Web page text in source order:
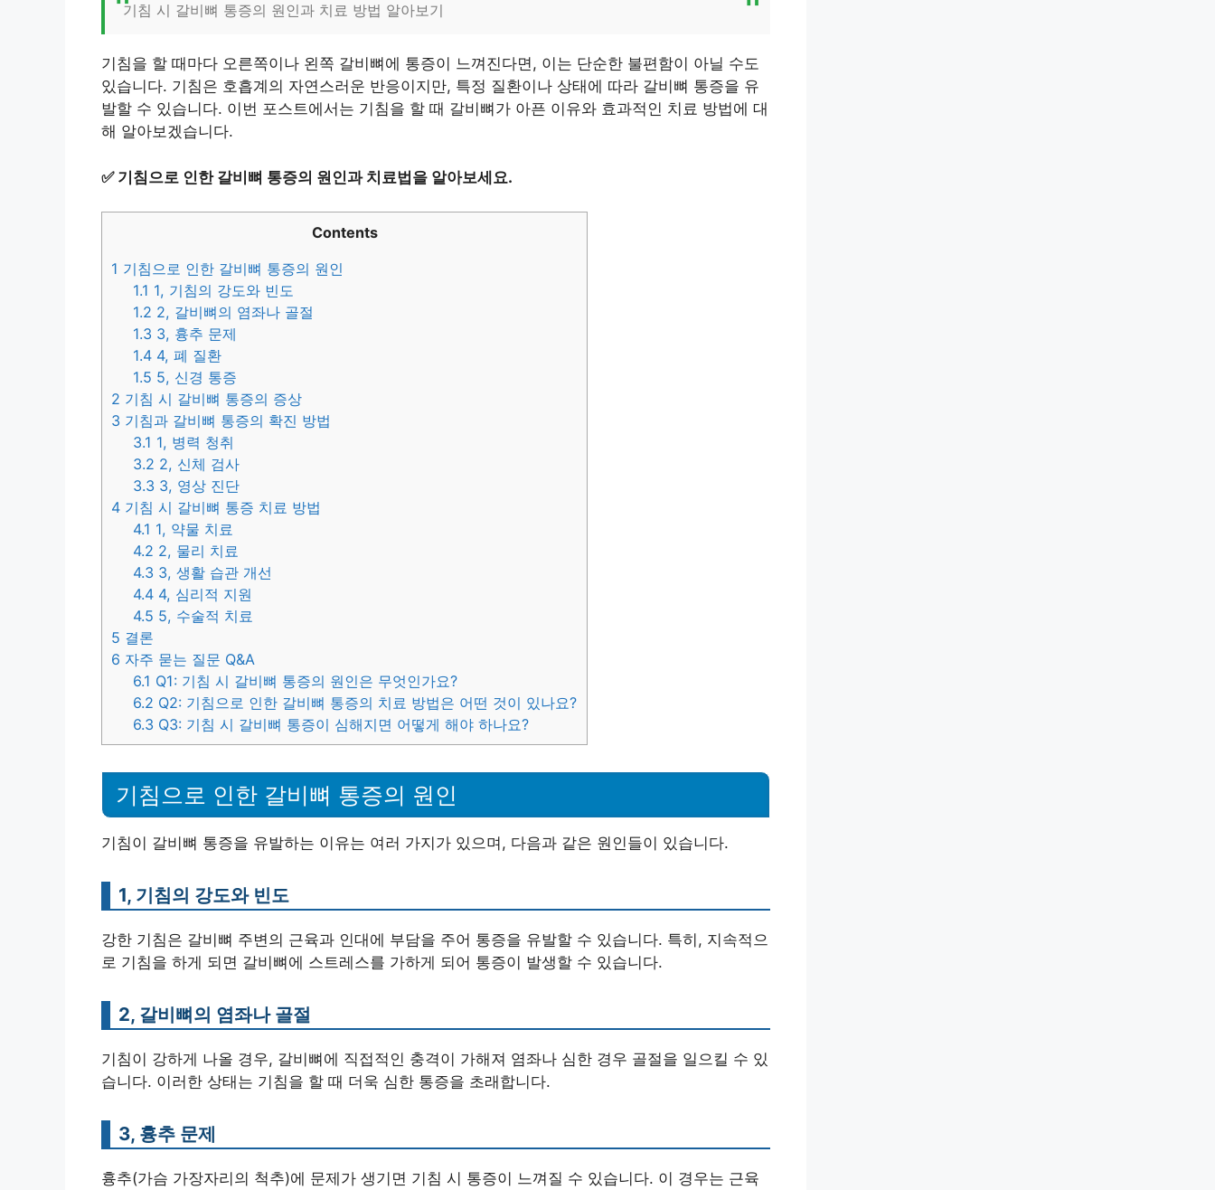
기침 시 갈비뼈 통증의 원인과 치료 방법 알아보기
기침을 할 때마다 오른쪽이나 왼쪽 갈비뼈에 통증이 느껴진다면, 이는 단순한 불편함이 아닐 수도
있습니다. 기침은 호흡계의 자연스러운 반응이지만, 특정 질환이나 상태에 따라 갈비뼈 통증을 유
발할 수 있습니다. 이번 포스트에서는 기침을 할 때 갈비뼈가 아픈 이유와 효과적인 치료 방법에 대
해 알아보겠습니다.
✅ 기침으로 인한 갈비뼈 통증의 원인과 치료법을 알아보세요.
Contents
1 기침으로 인한 갈비뼈 통증의 원인
1.1 1, 기침의 강도와 빈도
1.2 2, 갈비뼈의 염좌나 골절
1.3 3, 흉추 문제
1.4 4, 폐 질환
1.5 5, 신경 통증
2 기침 시 갈비뼈 통증의 증상
3 기침과 갈비뼈 통증의 확진 방법
3.1 1, 병력 청취
3.2 2, 신체 검사
3.3 3, 영상 진단
4 기침 시 갈비뼈 통증 치료 방법
4.1 1, 약물 치료
4.2 2, 물리 치료
4.3 3, 생활 습관 개선
4.4 4, 심리적 지원
4.5 5, 수술적 치료
5 결론
6 자주 묻는 질문 Q&A
6.1 Q1: 기침 시 갈비뼈 통증의 원인은 무엇인가요?
6.2 Q2: 기침으로 인한 갈비뼈 통증의 치료 방법은 어떤 것이 있나요?
6.3 Q3: 기침 시 갈비뼈 통증이 심해지면 어떻게 해야 하나요?
기침으로 인한 갈비뼈 통증의 원인
기침이 갈비뼈 통증을 유발하는 이유는 여러 가지가 있으며, 다음과 같은 원인들이 있습니다.
1, 기침의 강도와 빈도
강한 기침은 갈비뼈 주변의 근육과 인대에 부담을 주어 통증을 유발할 수 있습니다. 특히, 지속적으
로 기침을 하게 되면 갈비뼈에 스트레스를 가하게 되어 통증이 발생할 수 있습니다.
2, 갈비뼈의 염좌나 골절
기침이 강하게 나올 경우, 갈비뼈에 직접적인 충격이 가해져 염좌나 심한 경우 골절을 일으킬 수 있
습니다. 이러한 상태는 기침을 할 때 더욱 심한 통증을 초래합니다.
3, 흉추 문제
흉추(가슴 가장자리의 척추)에 문제가 생기면 기침 시 통증이 느껴질 수 있습니다. 이 경우는 근육